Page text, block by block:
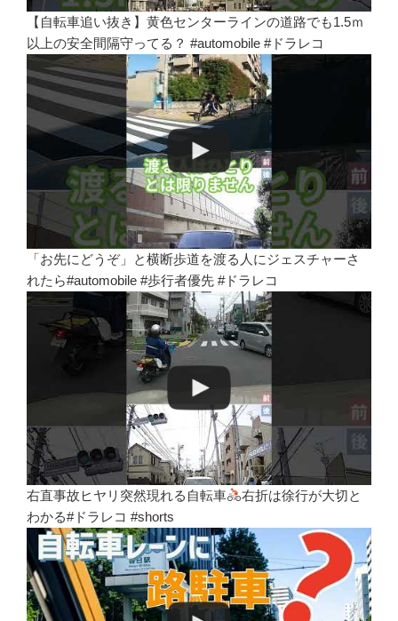
【自転車追い抜き】黄色センターラインの道路でも1.5ｍ
以上の安全間隔守ってる？ #automobile #ドラレコ
「お先にどうぞ」と横断歩道を渡る人にジェスチャーさ
れたら#automobile #歩行者優先 #ドラレコ
右直事故ヒヤリ突然現れる自転車
右折は徐行が大切と
わかる#ドラレコ #shorts